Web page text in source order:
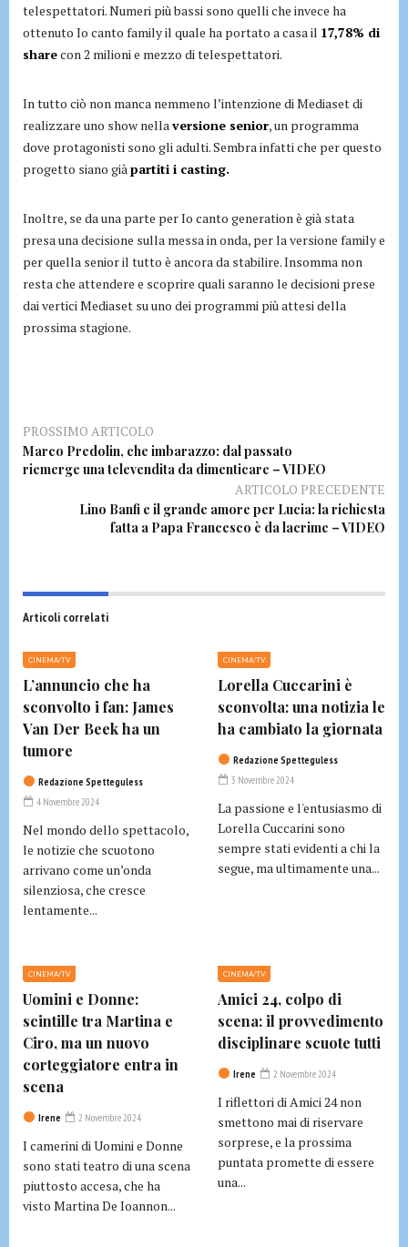
telespettatori. Numeri più bassi sono quelli che invece ha
ottenuto Io canto family il quale ha portato a casa il 17,78% di
sharecon 2 milioni e mezzo di telespettatori.
In tutto ciò non manca nemmeno l’intenzione di Mediaset di
realizzare uno show nella versione senior, un programma
dove protagonisti sono gli adulti. Sembra infatti che per questo
progetto siano già partiti i casting.
Inoltre, se da una parte per Io canto generation è già stata
presa una decisione sulla messa in onda, per la versione family e
per quella senior il tutto è ancora da stabilire. Insomma non
resta che attendere e scoprire quali saranno le decisioni prese
dai vertici Mediaset su uno dei programmi più attesi della
prossima stagione.
PROSSIMO ARTICOLO
Marco Predolin, che imbarazzo: dal passato
riemerge una televendita da dimenticare – VIDEO
ARTICOLO PRECEDENTE
Lino Banfi e il grande amore per Lucia: la richiesta
fatta a Papa Francesco è da lacrime – VIDEO
Articoli correlati
CINEMA/TV
L’annuncio che ha
sconvolto i fan: James
Van Der Beek ha un
tumore
Redazione Spetteguless
4 Novembre 2024
Nel mondo dello spettacolo,
le notizie che scuotono
arrivano come un’onda
silenziosa, che cresce
lentamente...
CINEMA/TV
Lorella Cuccarini è
sconvolta: una notizia le
ha cambiato la giornata
Redazione Spetteguless
3 Novembre 2024
La passione e l'entusiasmo di
Lorella Cuccarini sono
sempre stati evidenti a chi la
segue, ma ultimamente una...
CINEMA/TV
Uomini e Donne:
scintille tra Martina e
Ciro, ma un nuovo
corteggiatore entra in
scena
Irene 2 Novembre 2024
I camerini di Uomini e Donne
sono stati teatro di una scena
piuttosto accesa, che ha
visto Martina De Ioannon...
CINEMA/TV
Amici 24, colpo di
scena: il provvedimento
disciplinare scuote tutti
Irene 2 Novembre 2024
I riflettori di Amici 24 non
smettono mai di riservare
sorprese, e la prossima
puntata promette di essere
una...